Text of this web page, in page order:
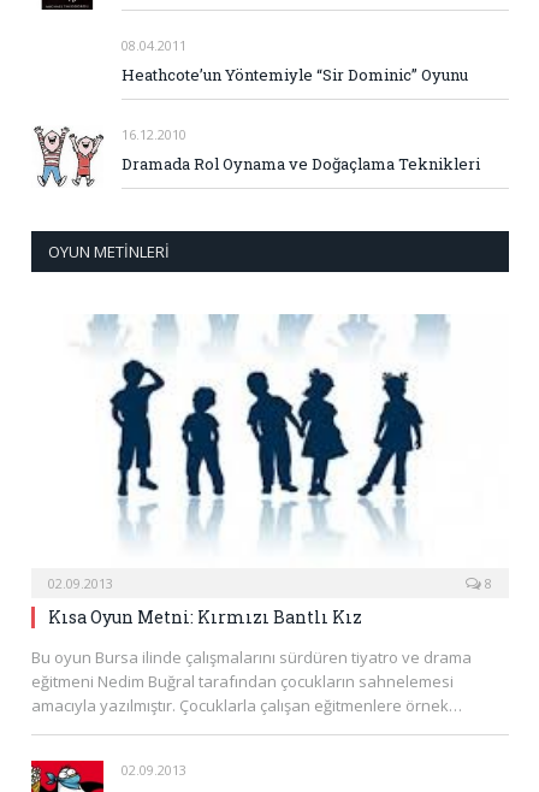
08.04.2011
Heathcote’un Yöntemiyle “Sir Dominic” Oyunu
16.12.2010
Dramada Rol Oynama ve Doğaçlama Teknikleri
OYUN METINLERI
02.09.2013 8
Kısa Oyun Metni: Kırmızı Bantlı Kız
Bu oyun Bursa ilinde çalışmalarını sürdüren tiyatro ve drama
eğitmeni Nedim Buğral tarafından çocukların sahnelemesi
amacıyla yazılmıştır. Çocuklarla çalışan eğitmenlere örnek…
02.09.2013